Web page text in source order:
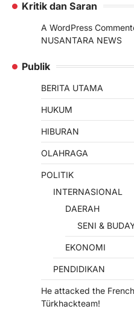
Kritik dan Saran
A WordPress
NUSANTARA NEWS
Publik
BERITA UTAMA
HUKUM
HIBURAN
OLAHRAGA
POLITIK
INTERNASIONAL
DAERAH
SENI &
EKONOMI
PENDIDIKAN
He attacked the
Türkhackteam!